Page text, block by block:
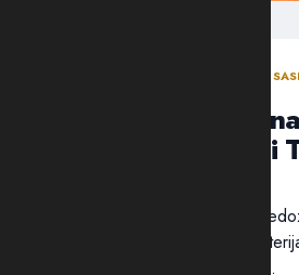
ODLUKA SUDIJE ZA ISTRAGU NAKON
Arsenal oružja
“štekovima”: Suić i
Pritvor dvojici osumnjičenih za
nošenje oružja i eksplozivnih
određen je zbog opasnosti od...